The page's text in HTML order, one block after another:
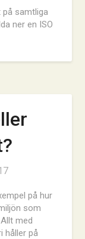
samtliga
ner en ISO
på hur
som
med
håller på